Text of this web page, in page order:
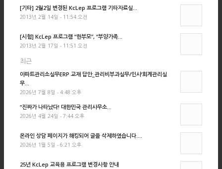
[기타] 2월2일 변경된 KcLep 프로그램 기타자료실...
2013년 2월 14일 - 11:54 오전
[시험] KcLep 프로그램 “한부모”, “부양가족...
2013년 2월 17일 - 11:51 오전
최근
아파트관리소실무ERP 교재 답안_관리비부과실무/인사’회계관리실
무...
2026년 7월 8일 - 4:48 오후
“진짜가 나타났다! 대한민국 관리사무소...
2026년 4월 24일 - 7:44 오후
온라인 상담 페이지가 해킹되어 글을 삭제하였습니다....
2026년 1월 5일 - 6:21 오후
25년 KcLep 교육용 프로그램 변경사항 안내